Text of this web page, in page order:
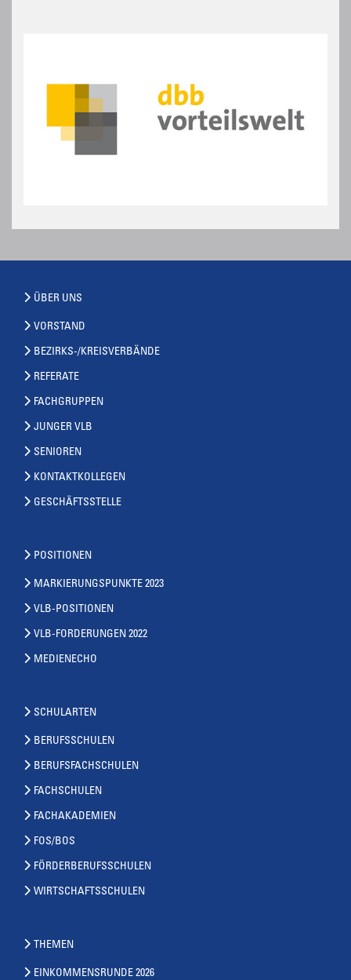
ÜBER UNS
VORSTAND
BEZIRKS-/KREISVERBÄNDE
REFERATE
FACHGRUPPEN
JUNGER VLB
SENIOREN
KONTAKTKOLLEGEN
GESCHÄFTSSTELLE
POSITIONEN
MARKIERUNGSPUNKTE 2023
VLB-POSITIONEN
VLB-FORDERUNGEN 2022
MEDIENECHO
SCHULARTEN
BERUFSSCHULEN
BERUFSFACHSCHULEN
FACHSCHULEN
FACHAKADEMIEN
FOS/BOS
FÖRDERBERUFSSCHULEN
WIRTSCHAFTSSCHULEN
THEMEN
EINKOMMENSRUNDE 2026